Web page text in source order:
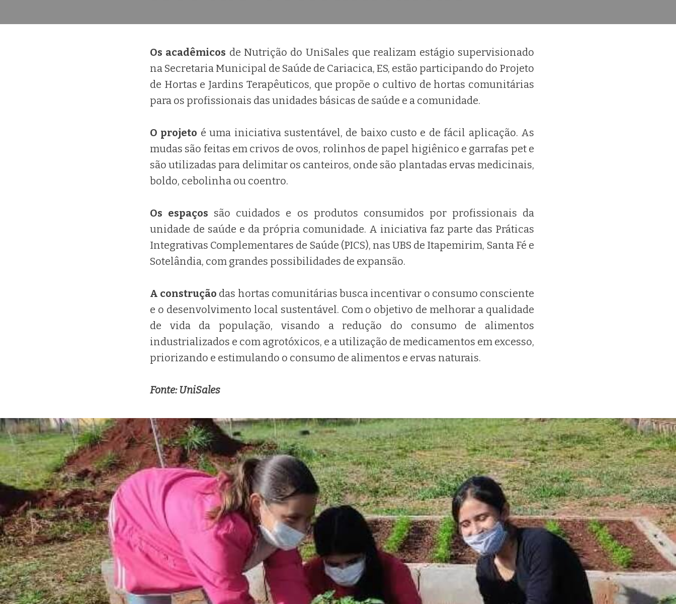
Os acadêmicos de Nutrição do UniSales que realizam estágio supervisionado
na Secretaria Municipal de Saúde de Cariacica, ES, estão participando do Projeto
de Hortas e Jardins Terapêuticos, que propõe o cultivo de hortas comunitárias
para os profissionais das unidades básicas de saúde e a comunidade.
O projeto é uma iniciativa sustentável, de baixo custo e de fácil aplicação. As
mudas são feitas em crivos de ovos, rolinhos de papel higiênico e garrafas pet e
são utilizadas para delimitar os canteiros, onde são plantadas ervas medicinais,
boldo, cebolinha ou coentro.
Os espaços são cuidados e os produtos consumidos por profissionais da
unidade de saúde e da própria comunidade. A iniciativa faz parte das Práticas
Integrativas Complementares de Saúde (PICS), nas UBS de Itapemirim, Santa Fé e
Sotelândia, com grandes possibilidades de expansão.
A construção das hortas comunitárias busca incentivar o consumo consciente
e o desenvolvimento local sustentável. Com o objetivo de melhorar a qualidade
de vida da população, visando a redução do consumo de alimentos
industrializados e com agrotóxicos, e a utilização de medicamentos em excesso,
priorizando e estimulando o consumo de alimentos e ervas naturais.
Fonte: UniSales